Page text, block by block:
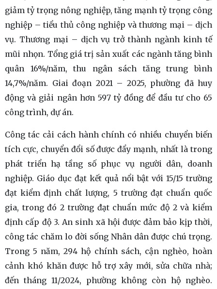
giảm tỷ trọng nông nghiệp, tăng mạnh tỷ trọng công
nghiệp – tiểu thủ công nghiệp và thương mại – dịch
vụ. Thương mại – dịch vụ trở thành ngành kinh tế
mũi nhọn. Tổng giá trị sản xuất các ngành tăng bình
quân 16%/năm, thu ngân sách tăng trung bình
14,7%/năm. Giai đoạn 2021 – 2025, phường đã huy
động và giải ngân hơn 597 tỷ đồng để đầu tư cho 65
công trình, dự án.
Công tác cải cách hành chính có nhiều chuyển biến
tích cực, chuyển đổi số được đẩy mạnh, nhất là trong
phát triển hạ tầng số phục vụ người dân, doanh
nghiệp. Giáo dục đạt kết quả nổi bật với 15/15 trường
đạt kiểm định chất lượng, 5 trường đạt chuẩn quốc
gia, trong đó 2 trường đạt chuẩn mức độ 2 và kiểm
định cấp độ 3. An sinh xã hội được đảm bảo kịp thời,
công tác chăm lo đời sống Nhân dân được chú trọng.
Trong 5 năm, 294 hộ chính sách, cận nghèo, hoàn
cảnh khó khăn được hỗ trợ xây mới, sửa chữa nhà;
đến tháng 11/2024, phường không còn hộ nghèo.